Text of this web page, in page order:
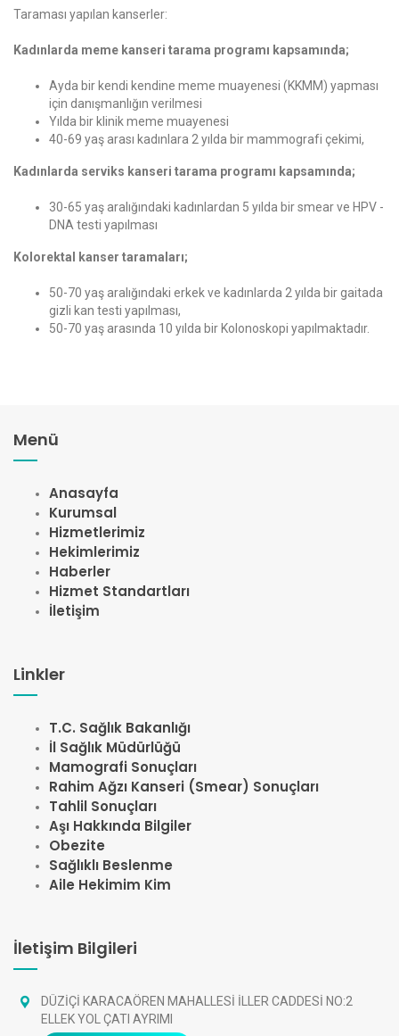
Taraması yapılan kanserler:
Kadınlarda meme kanseri tarama programı kapsamında;
Ayda bir kendi kendine meme muayenesi (KKMM) yapması
için danışmanlığın verilmesi
Yılda bir klinik meme muayenesi
40-69 yaş arası kadınlara 2 yılda bir mammografi çekimi,
Kadınlarda serviks kanseri tarama programı kapsamında;
30-65 yaş aralığındaki kadınlardan 5 yılda bir smear ve HPV -
DNA testi yapılması
Kolorektal kanser taramaları;
50-70 yaş aralığındaki erkek ve kadınlarda 2 yılda bir gaitada
gizli kan testi yapılması,
50-70 yaş arasında 10 yılda bir Kolonoskopi yapılmaktadır.
Menü
Anasayfa
Kurumsal
Hizmetlerimiz
Hekimlerimiz
Haberler
Hizmet Standartları
İletişim
Linkler
T.C. Sağlık Bakanlığı
İl Sağlık Müdürlüğü
Mamografi Sonuçları
Rahim Ağzı Kanseri (Smear) Sonuçları
Tahlil Sonuçları
Aşı Hakkında Bilgiler
Obezite
Sağlıklı Beslenme
Aile Hekimim Kim
İletişim Bilgileri
DÜZİÇİ KARACAÖREN MAHALLESİ İLLER CADDESİ NO:2
ELLEK YOL ÇATI AYRIMI